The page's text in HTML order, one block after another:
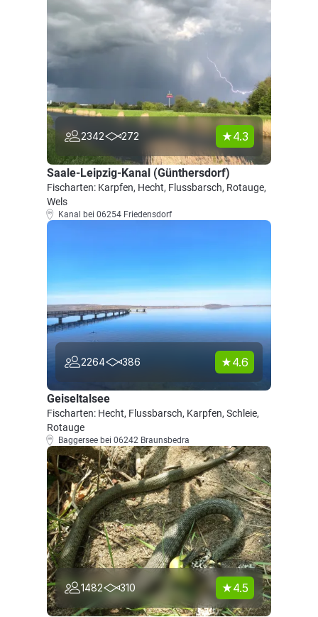
2342 272 4.3
Saale-Leipzig-Kanal (Günthersdorf)
Fischarten: Karpfen, Hecht, Flussbarsch, Rotauge,
Wels
Kanal bei 06254 Friedensdorf
2264 386 4.6
Geiseltalsee
Fischarten: Hecht, Flussbarsch, Karpfen, Schleie,
Rotauge
Baggersee bei 06242 Braunsbedra
1482 310 4.5